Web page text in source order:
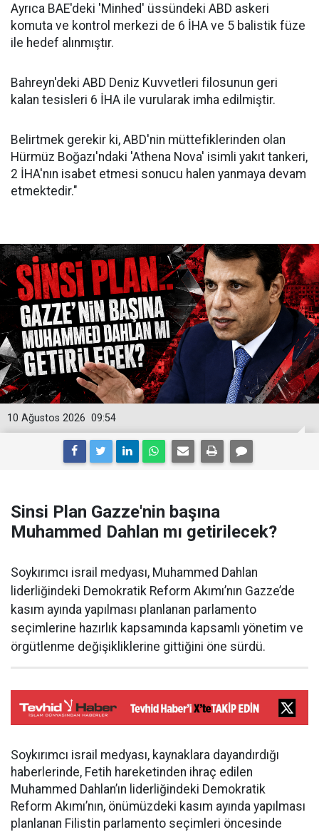
Ayrıca BAE'deki 'Minhed' üssündeki ABD askeri
komuta ve kontrol merkezi de 6 İHA ve 5 balistik füze
ile hedef alınmıştır.
Bahreyn'deki ABD Deniz Kuvvetleri filosunun geri
kalan tesisleri 6 İHA ile vurularak imha edilmiştir.
Belirtmek gerekir ki, ABD'nin müttefiklerinden olan
Hürmüz Boğazı'ndaki 'Athena Nova' isimli yakıt tankeri,
2 İHA'nın isabet etmesi sonucu halen yanmaya devam
etmektedir."
09:54
10 Ağustos 2026
Sinsi Plan Gazze'nin başına
Muhammed Dahlan mı getirilecek?
Soykırımcı israil medyası, Muhammed Dahlan
liderliğindeki Demokratik Reform Akımı’nın Gazze’de
kasım ayında yapılması planlanan parlamento
seçimlerine hazırlık kapsamında kapsamlı yönetim ve
örgütlenme değişikliklerine gittiğini öne sürdü.
Soykırımcı israil medyası, kaynaklara dayandırdığı
haberlerinde, Fetih hareketinden ihraç edilen
Muhammed Dahlan’ın liderliğindeki Demokratik
Reform Akımı’nın, önümüzdeki kasım ayında yapılması
planlanan Filistin parlamento seçimleri öncesinde